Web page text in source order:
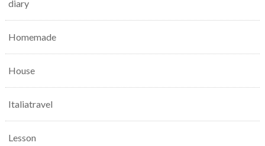
diary
Homemade
House
Italiatravel
Lesson